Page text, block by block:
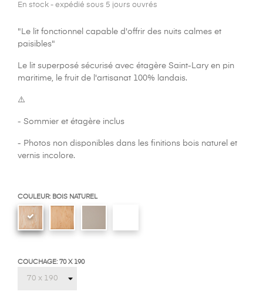
En stock - expédié sous 5 jours ouvrés
"Le lit fonctionnel capable d'offrir des nuits calmes et
paisibles"
Le lit superposé sécurisé avec étagère Saint-Lary en pin
maritime, le fruit de l'artisanat 100% landais.
⚠️
- Sommier et étagère inclus
- Photos non disponibles dans les finitions bois naturel et
vernis incolore.
COULEUR: BOIS NATUREL
COUCHAGE: 70 X 190